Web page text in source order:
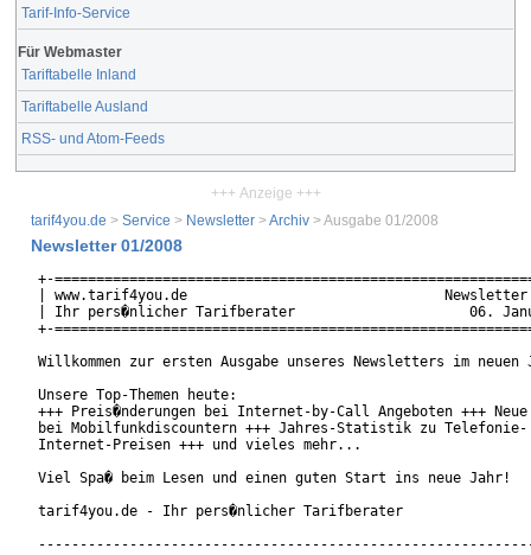
Tarif-Info-Service
Für Webmaster
Tariftabelle Inland
Tariftabelle Ausland
RSS- und Atom-Feeds
+++ Anzeige +++
tarif4you.de > Service > Newsletter >Archiv > Ausgabe 01/2008
Newsletter 01/2008
+-
| www.tarif4you.de                               Newsletter
| Ihr pers�nlicher Tarifberater                     06.
+-
Willkommen zur ersten Ausgabe unseres Newsletters im neuen
Unsere Top-Themen heute:
+++ Preis�nderungen bei Internet-by-Call Angeboten +++
bei Mobilfunkdiscountern +++ Jahres-Statistik zu Telefonie-
Internet-Preisen +++ und vieles mehr...
Viel Spa� beim Lesen und einen guten Start ins neue Jahr!
tarif4you.de - Ihr pers�nlicher Tarifberater